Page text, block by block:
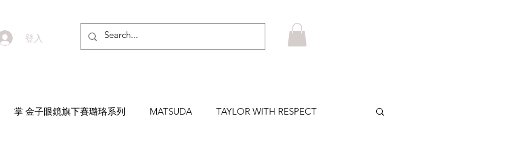
登入
掌 金子眼鏡旗下賽璐珞系列 MATSUDA TAYLOR WITH RESPECT